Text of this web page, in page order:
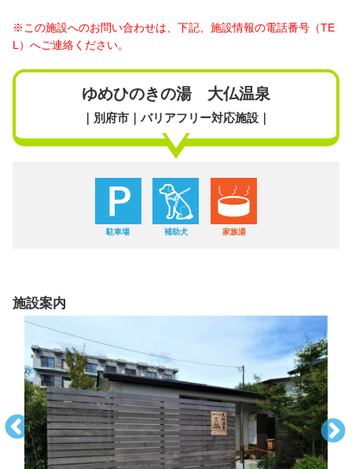
※この施設へのお問い合わせは、下記、施設情報の電話番号（TE
L）へご連絡ください。
ゆめひのきの湯 大仏温泉
｜別府市｜バリアフリー対応施設｜
駐車場 補助犬 家族湯
施設案内